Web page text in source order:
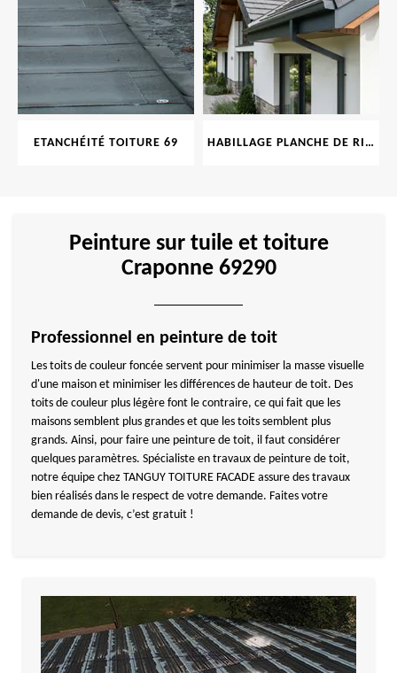
ETANCHÉITÉ TOITURE 69 HABILLAGE PLANCHE DE RIVE 69
Peinture sur tuile et toiture
Craponne 69290
Professionnel en peinture de toit
Les toits de couleur foncée servent pour minimiser la masse visuelle
d'une maison et minimiser les différences de hauteur de toit. Des
toits de couleur plus légère font le contraire, ce qui fait que les
maisons semblent plus grandes et que les toits semblent plus
grands. Ainsi, pour faire une peinture de toit, il faut considérer
quelques paramètres. Spécialiste en travaux de peinture de toit,
notre équipe chez TANGUY TOITURE FACADE assure des travaux
bien réalisés dans le respect de votre demande. Faites votre
demande de devis, c’est gratuit !